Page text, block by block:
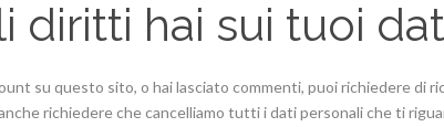
diritti hai sui tuoi
su questo sito, o hai lasciato commenti, puoi richiedere di
richiedere che cancelliamo tutti i dati personali che ti